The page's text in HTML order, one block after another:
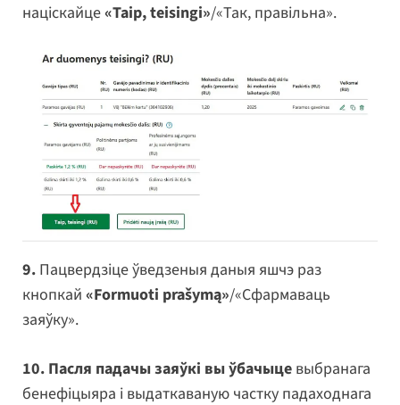
націскайце«Taip, teisingi»/«Так, правільна».
9. Пацвердзіце ўведзеныя даныя яшчэ раз
кнопкай «Formuoti prašymą»/«Сфармаваць
заяўку».
10. Пасля падачы заяўкі вы ўбачыце выбранага
бенефіцыяра і выдаткаваную частку падаходнага